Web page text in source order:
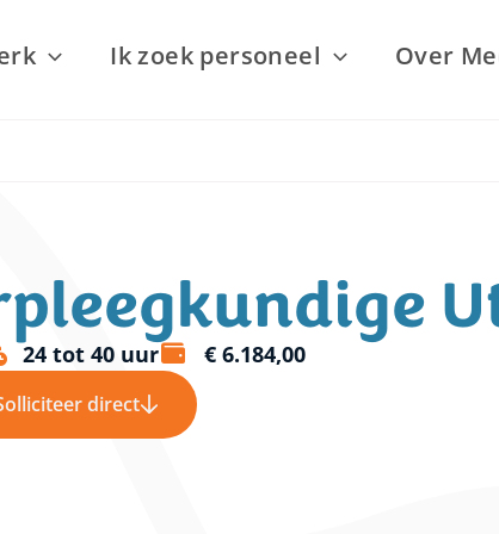
Ik zoek personeel Over
24 tot 40 uur € 6.184,00
direct